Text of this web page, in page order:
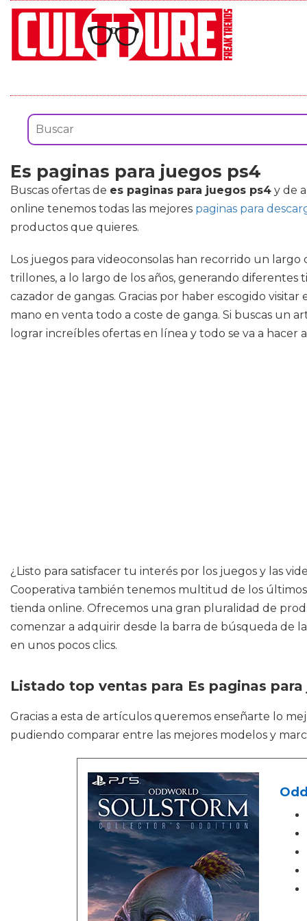
Es paginas para juegos ps4
Buscas ofertas de es paginas para juegos ps4 y de
online tenemos todas las mejores paginas para
productos que quieres.
Los juegos para videoconsolas han recorrido un
trillones, a lo largo de los años, generando diferentes
cazador de gangas. Gracias por haber escogido
mano en venta todo a coste de ganga. Si buscas un
lograr increíbles ofertas en línea y todo se va a hacer
¿Listo para satisfacer tu interés por los juegos y las
Cooperativa también tenemos multitud de los
tienda online. Ofrecemos una gran pluralidad de
comenzar a adquirir desde la barra de búsqueda de
en unos pocos clics.
Listado top ventas para Es paginas
Gracias a esta de artículos queremos enseñarte lo
pudiendo comparar entre las mejores modelos y